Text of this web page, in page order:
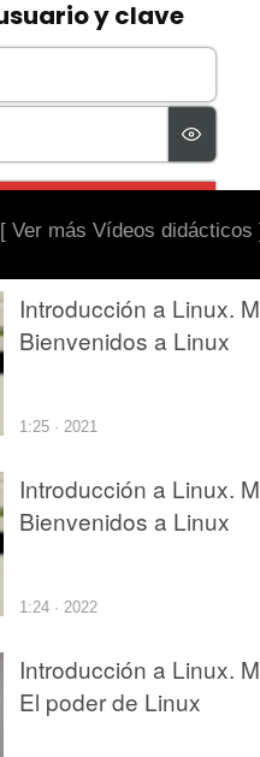
[ Ver más Vídeos didácticos
Introducción a Linux.
Bienvenidos a Linux
1:25 · 2021
Introducción a Linux.
Bienvenidos a Linux
1:24 · 2022
Introducción a Linux.
El poder de Linux